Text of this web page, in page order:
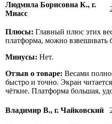
Людмила Борисовна К., г.
Миасс
Плюсы: Главный плюс этих
платформа, можно взвешивать
Минусы: Нет.
Отзыв о товаре: Весами
быстро и точно. Экран
чёткие. Платформа большая,
Владимир В., г. Чайковский